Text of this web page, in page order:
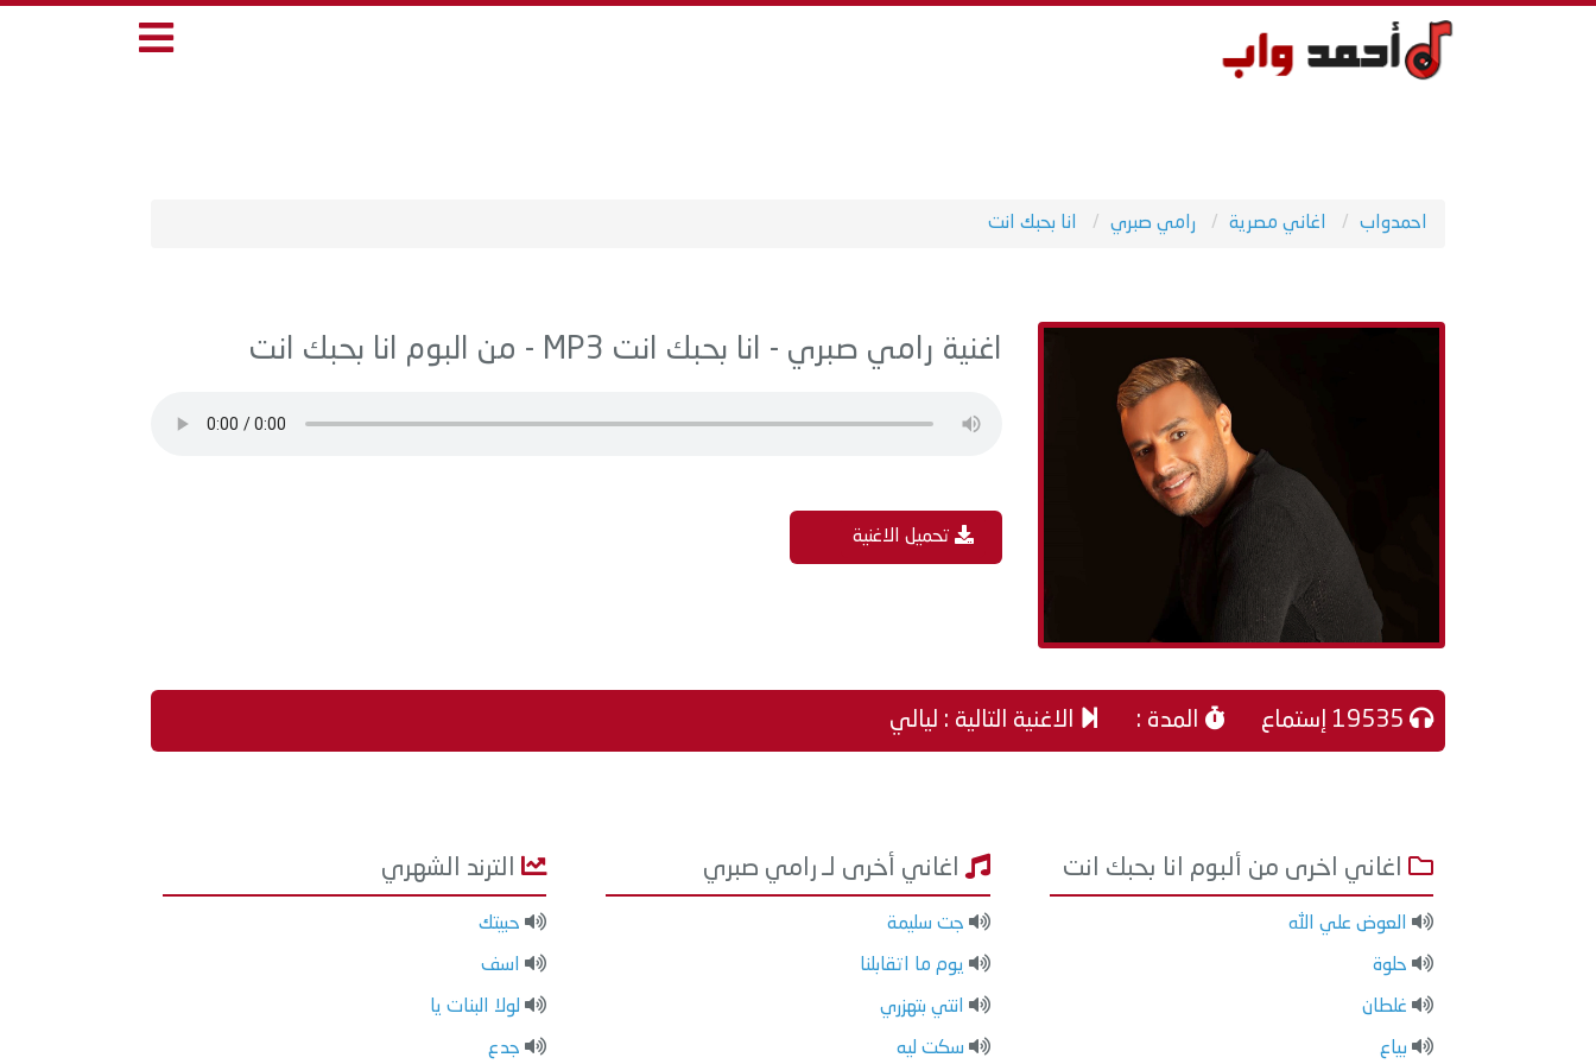
احمدواب اغاني مصرية رامي صبري انا بحبك انت
اغنية رامي صبري - انا بحبك انت MP3 - من البوم انا بحبك انت
تحميل الاغنية
المدة : الاغنية التالية : ليالي
اغاني اخرى من ألبوم انا بحبك انت
العوض علي الله
حلوة
غلطان
بياع
اغاني أخرى لـ رامي صبري
جت سليمة
يوم ما اتقابلنا
انتي بتهزري
سكت ليه
الترند الشهري
حبيتك
اسف
لولا البنات يا
جدع